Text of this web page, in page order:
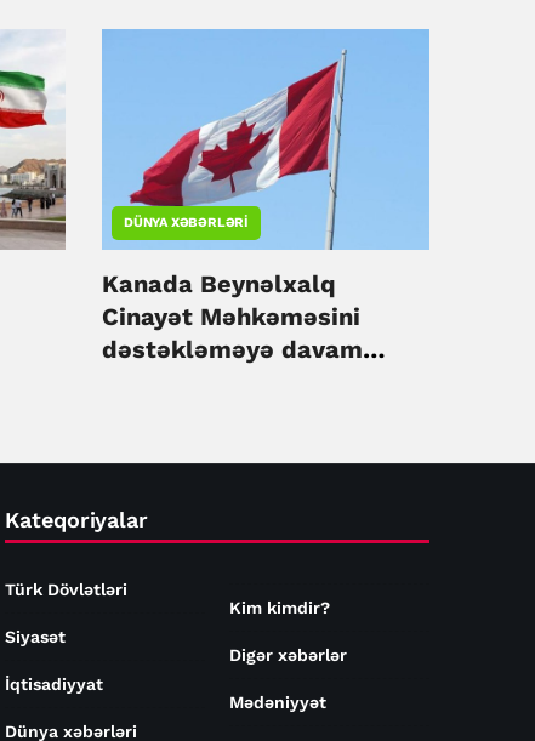
DÜNYA XƏBƏRLƏRI
Kanada Beynəlxalq
Cinayət Məhkəməsini
dəstəkləməyə davam
Kateqoriyalar
Türk Dövlətləri
Siyasət
İqtisadiyyat
Dünya xəbərləri
Kim kimdir?
Digər xəbərlər
Mədəniyyət